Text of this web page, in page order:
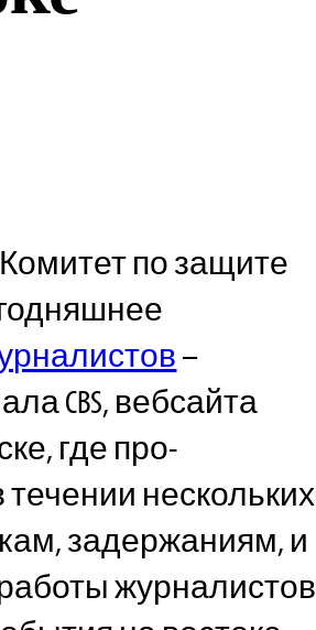
по защите
–
CBS, вебсайта
где про-
нескольких
задержаниям, и
журналистов